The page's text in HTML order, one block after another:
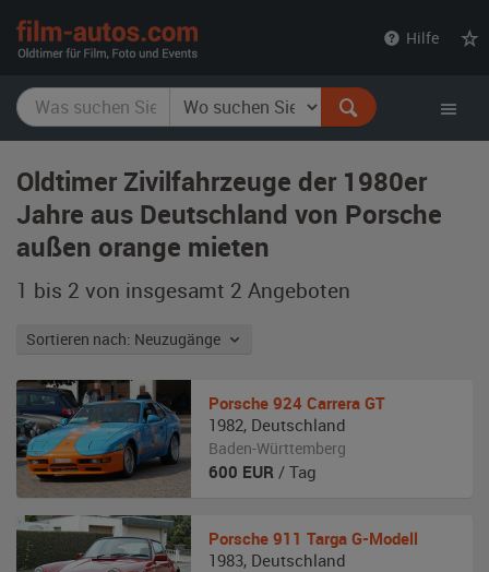
Hilfe
Oldtimer Zivilfahrzeuge der 1980er
Jahre aus Deutschland von Porsche
außen orange mieten
1 bis 2 von insgesamt 2 Angeboten
Sortieren nach: Neuzugänge
Porsche 924 Carrera GT
1982, Deutschland
Baden-Württemberg
600 EUR / Tag
Porsche 911 Targa G-Modell
1983, Deutschland